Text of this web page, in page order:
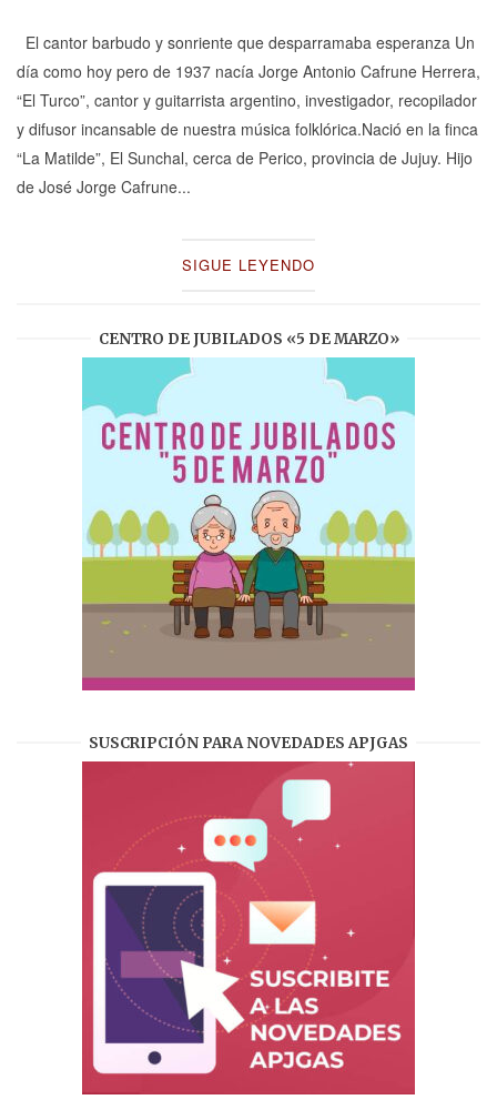
El cantor barbudo y sonriente que desparramaba esperanza Un
día como hoy pero de 1937 nacía Jorge Antonio Cafrune Herrera,
“El Turco”, cantor y guitarrista argentino, investigador, recopilador
y difusor incansable de nuestra música folklórica.Nació en la finca
“La Matilde”, El Sunchal, cerca de Perico, provincia de Jujuy. Hijo
de José Jorge Cafrune...
SIGUE LEYENDO
CENTRO DE JUBILADOS «5 DE MARZO»
SUSCRIPCIÓN PARA NOVEDADES APJGAS